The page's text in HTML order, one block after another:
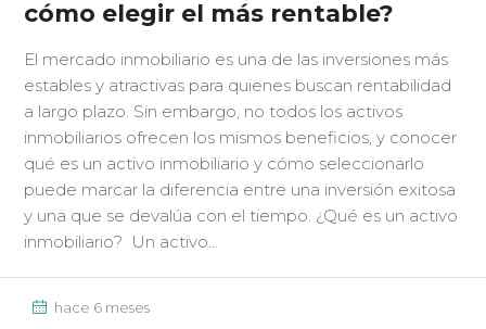
cómo elegir el más rentable?
El mercado inmobiliario es una de las inversiones más
estables y atractivas para quienes buscan rentabilidad
a largo plazo. Sin embargo, no todos los activos
inmobiliarios ofrecen los mismos beneficios, y conocer
qué es un activo inmobiliario y cómo seleccionarlo
puede marcar la diferencia entre una inversión exitosa
y una que se devalúa con el tiempo. ¿Qué es un activo
inmobiliario? Un activo...
hace 6 meses